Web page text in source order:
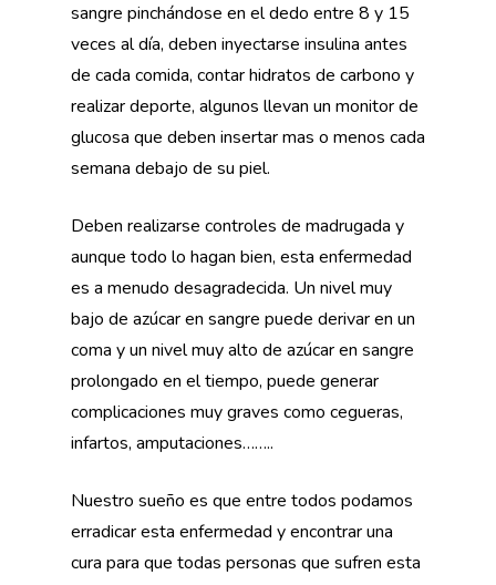
sangre pinchándose en el dedo entre 8 y 15
veces al día, deben inyectarse insulina antes
de cada comida, contar hidratos de carbono y
realizar deporte, algunos llevan un monitor de
glucosa que deben insertar mas o menos cada
semana debajo de su piel.
Deben realizarse controles de madrugada y
aunque todo lo hagan bien, esta enfermedad
es a menudo desagradecida. Un nivel muy
bajo de azúcar en sangre puede derivar en un
coma y un nivel muy alto de azúcar en sangre
prolongado en el tiempo, puede generar
complicaciones muy graves como cegueras,
infartos, amputaciones……..
Nuestro sueño es que entre todos podamos
erradicar esta enfermedad y encontrar una
cura para que todas personas que sufren esta